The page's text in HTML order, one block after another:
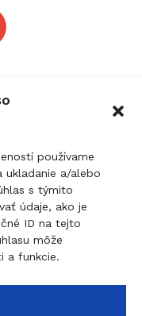
používame
ukladanie a/alebo
s týmito
údaje, ako je
ID na tejto
môže
a funkcie.